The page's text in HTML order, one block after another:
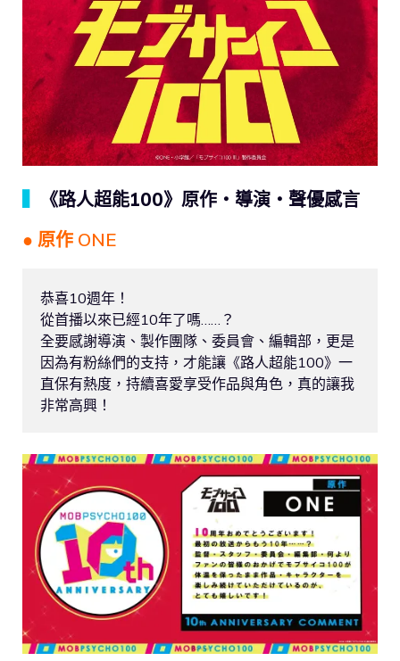
《路人超能100》原作・導演・聲優感言
● 原作 ONE
恭喜10週年！
從首播以來已經10年了嗎……？
全要感謝導演、製作團隊、委員會、編輯部，更是
因為有粉絲們的支持，才能讓《路人超能100》一
直保有熱度，持續喜愛享受作品與角色，真的讓我
非常高興！